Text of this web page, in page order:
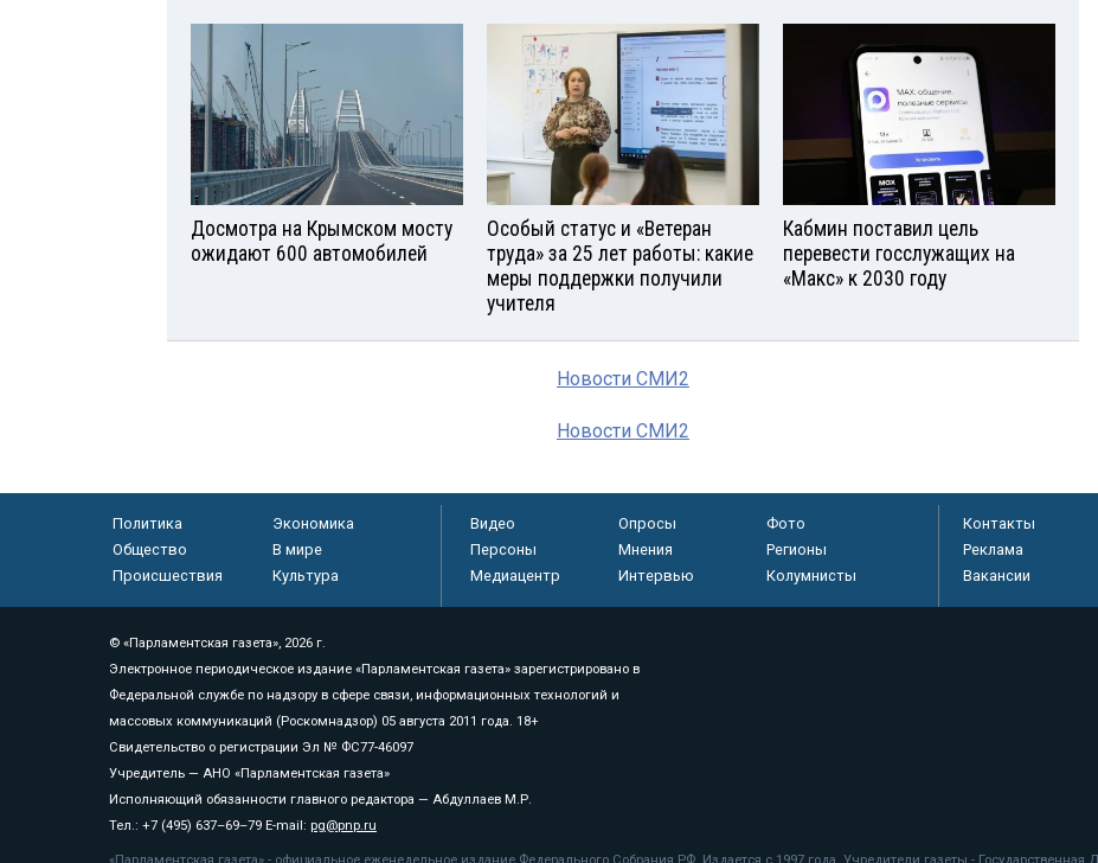
Досмотра на Крымском мосту
ожидают 600 автомобилей
Особый статус и «Ветеран
труда» за 25 лет работы: какие
меры поддержки получили
учителя
Кабмин поставил цель
перевести госслужащих на
«Макс» к 2030 году
Новости СМИ2
Новости СМИ2
Политика
Экономика
Общество
В мире
Происшествия
Культура
Видео Опросы
Фото
Персоны
Мнения
Регионы
Медиацентр
Интервью Колумнисты
Контакты
Реклама
Вакансии
© «Парламентская газета», 2026 г.
Электронное периодическое издание «Парламентская газета» зарегистрировано в
Федеральной службе по надзору в сфере связи, информационных технологий и
массовых коммуникаций (Роскомнадзор) 05 августа 2011 года. 18+
Свидетельство о регистрации Эл № ФС77-46097
Учредитель — АНО «Парламентская газета»
Исполняющий обязанности главного редактора — Абдуллаев М.Р.
Тел.: +7 (495) 637–69–79 E-mail: pg@pnp.ru
«Парламентская газета» - официальное еженедельное издание Федерального Собрания РФ. Издается с 1997 года. Учредители газеты -